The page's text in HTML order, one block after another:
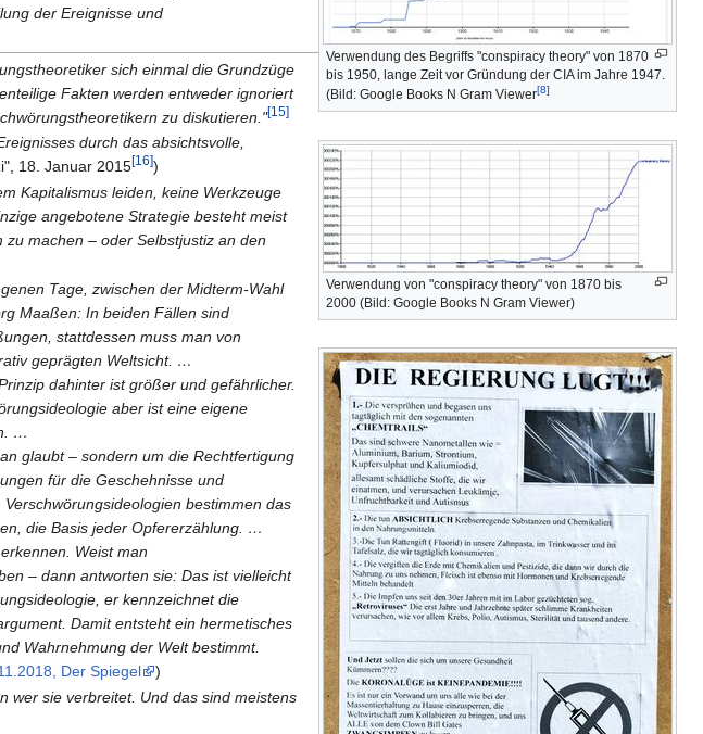
Verwendung des Begriffs "conspiracy theory" von 1870
bis 1950, lange Zeit vor Gründung der CIA im Jahre 1947.
(Bild: Google Books N Gram Viewer[8]
Verwendung von "conspiracy theory" von 1870 bis
2000 (Bild: Google Books N Gram Viewer)
der Ereignisse und
sich einmal die Grundzüge
Fakten werden entweder ignoriert
zu diskutieren."[15]
durch das absichtsvolle,
18. Januar 2015[16])
Kapitalismus leiden, keine Werkzeuge
angebotene Strategie besteht meist
machen – oder Selbstjustiz an den
Tage, zwischen der Midterm-Wahl
Maaßen: In beiden Fällen sind
stattdessen muss man von
geprägten Weltsicht. …
dahinter ist größer und gefährlicher.
aber ist eine eigene
…
glaubt – sondern um die Rechtfertigung
für die Geschehnisse und
bestimmen das
die Basis jeder Opfererzählung. …
Weist man
– dann antworten sie: Das ist vielleicht
er kennzeichnet die
Damit entsteht ein hermetisches
Wahrnehmung der Welt bestimmt.
Der Spiegel
)
wer sie verbreitet. Und das sind meistens